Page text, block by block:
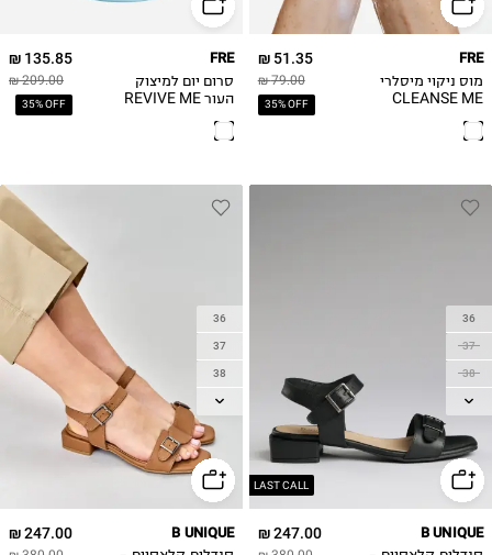
51.35 ₪
79.00 ₪
35% OFF
FRE
מוס ניקוי מיסלרי
CLEANSE ME
Water
135.85 ₪
209.00 ₪
35% OFF
FRE
סרום יום למיצוק
העור REVIVE ME
Serum
LAST CALL
36
37
38
39
41
42
247.00 ₪ B UNIQUE
36
37
38
39
40
42
247.00 ₪ B UNIQUE